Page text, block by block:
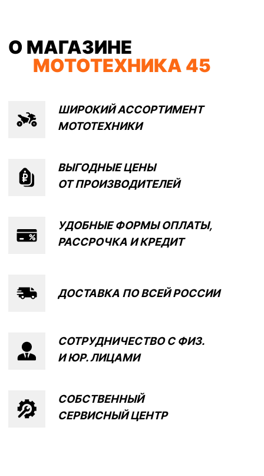
УДОБНЫЕ ФОРМЫ ОПЛАТЫ,
РАССРОЧКА И КРЕДИТ
ДОСТАВКА ПО ВСЕЙ РОССИИ
СОБСТВЕННЫЙ